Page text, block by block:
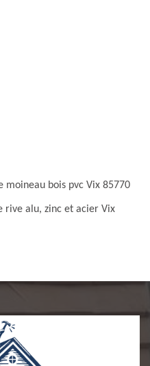
moineau bois pvc Vix 85770
rive alu, zinc et acier Vix